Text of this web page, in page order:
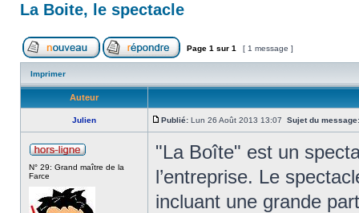
La Boite, le spectacle
Page 1 sur 1 [ 1 message ]
Imprimer
Auteur
Julien Publié: Lun 26 Août 2013 13:07 Sujet du message:
N° 29: Grand maître de la
Farce
"La Boîte" est un
l’entreprise. Le
incluant une grande